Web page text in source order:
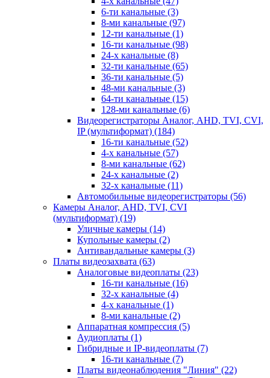
6-ти канальные (3)
8-ми канальные (97)
12-ти канальные (1)
16-ти канальные (98)
24-х канальные (8)
32-ти канальные (65)
36-ти канальные (5)
48-ми канальные (3)
64-ти канальные (15)
128-ми канальные (6)
Видеорегистраторы Аналог, AHD, TVI, CVI,
IP (мультиформат) (184)
16-ти канальные (52)
4-х канальные (57)
8-ми канальные (62)
24-х канальные (2)
32-х канальные (11)
Автомобильные видеорегистраторы (56)
Камеры Аналог, AHD, TVI, CVI
(мультиформат) (19)
Уличные камеры (14)
Купольные камеры (2)
Антивандальные камеры (3)
Платы видеозахвата (63)
Аналоговые видеоплаты (23)
16-ти канальные (16)
32-х канальные (4)
4-х канальные (1)
8-ми канальные (2)
Аппаратная компрессия (5)
Аудиоплаты (1)
Гибридные и IP-видеоплаты (7)
16-ти канальные (7)
Платы видеонаблюдения "Линия" (22)